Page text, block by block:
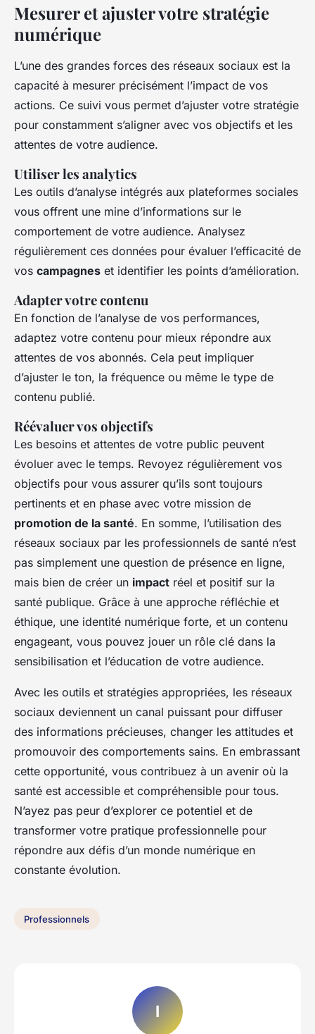
Mesurer et ajuster votre stratégie
numérique
L’une des grandes forces des réseaux sociaux est la
capacité à mesurer précisément l’impact de vos
actions. Ce suivi vous permet d’ajuster votre stratégie
pour constamment s’aligner avec vos objectifs et les
attentes de votre audience.
Utiliser les analytics
Les outils d’analyse intégrés aux plateformes sociales
vous offrent une mine d’informations sur le
comportement de votre audience. Analysez
régulièrement ces données pour évaluer l’efficacité de
vos campagnes et identifier les points d’amélioration.
Adapter votre contenu
En fonction de l’analyse de vos performances,
adaptez votre contenu pour mieux répondre aux
attentes de vos abonnés. Cela peut impliquer
d’ajuster le ton, la fréquence ou même le type de
contenu publié.
Réévaluer vos objectifs
Les besoins et attentes de votre public peuvent
évoluer avec le temps. Revoyez régulièrement vos
objectifs pour vous assurer qu’ils sont toujours
pertinents et en phase avec votre mission de
promotion de la santé. En somme, l’utilisation des
réseaux sociaux par les professionnels de santé n’est
pas simplement une question de présence en ligne,
mais bien de créer un impact réel et positif sur la
santé publique. Grâce à une approche réfléchie et
éthique, une identité numérique forte, et un contenu
engageant, vous pouvez jouer un rôle clé dans la
sensibilisation et l’éducation de votre audience.
Avec les outils et stratégies appropriées, les réseaux
sociaux deviennent un canal puissant pour diffuser
des informations précieuses, changer les attitudes et
promouvoir des comportements sains. En embrassant
cette opportunité, vous contribuez à un avenir où la
santé est accessible et compréhensible pour tous.
N’ayez pas peur d’explorer ce potentiel et de
transformer votre pratique professionnelle pour
répondre aux défis d’un monde numérique en
constante évolution.
Professionnels
I